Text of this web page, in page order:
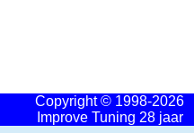
Copyright © 1998-2026
Improve Tuning 28 jaar